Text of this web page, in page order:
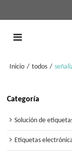
Inicio / todos /
Categoría
Solución de
Etiquetas